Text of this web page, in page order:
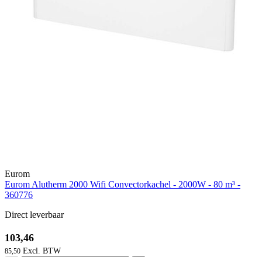
Eurom
Eurom Alutherm 2000 Wifi Convectorkachel - 2000W - 80 m³ -
360776
Direct leverbaar
103,46
85,50